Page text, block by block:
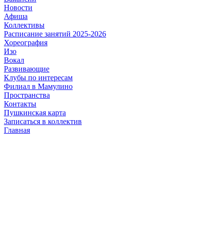
Новости
Афиша
Коллективы
Расписание занятий 2025-2026
Хореография
Изо
Вокал
Развивающие
Клубы по интересам
Филиал в Мамулино
Пространства
Контакты
Пушкинская карта
Записаться в коллектив
Главная